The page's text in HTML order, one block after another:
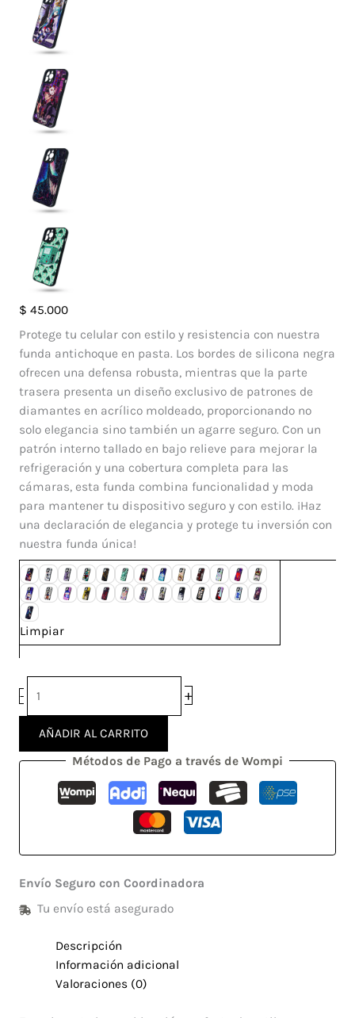
$ 45.000
Protege tu celular con estilo y resistencia con nuestra
funda antichoque en pasta. Los bordes de silicona negra
ofrecen una defensa robusta, mientras que la parte
trasera presenta un diseño exclusivo de patrones de
diamantes en acrílico moldeado, proporcionando no
solo elegancia sino también un agarre seguro. Con un
patrón interno tallado en bajo relieve para mejorar la
refrigeración y una cobertura completa para las
cámaras, esta funda combina funcionalidad y moda
para mantener tu dispositivo seguro y con estilo. ¡Haz
una declaración de elegancia y protege tu inversión con
nuestra funda única!
Limpiar
-
Case
Diamante
Iphone
13
cantidad
+
AÑADIR AL CARRITO
Métodos de Pago a través de Wompi
Envío Seguro con Coordinadora
Tu envío está asegurado
Descripción
Información adicional
Valoraciones (0)